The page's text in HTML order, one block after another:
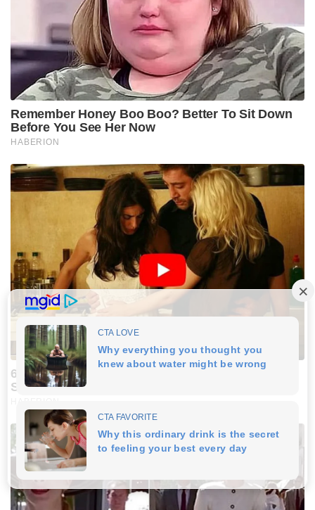
Remember Honey Boo Boo? Better To Sit Down
Before You See Her Now
HABERION
6 Movie Moments That Were Almost Too Hot To
Show